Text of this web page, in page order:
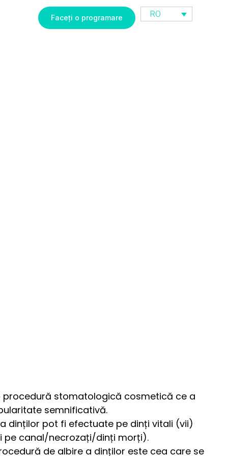
Faceți o programare RO
procedură stomatologică cosmetică ce a
semnificativă.
dinților pot fi efectuate pe dinți vitali (vii)
pe canal/necrozați/dinți morți).
de albire a dinților este cea care se